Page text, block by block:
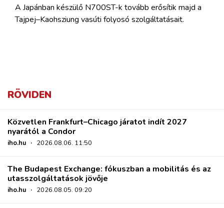
A Japánban készülő N700ST-k tovább erősítik majd a
Tajpej–Kaohsziung vasúti folyosó szolgáltatásait.
RÖVIDEN
Közvetlen Frankfurt–Chicago járatot indít 2027
nyarától a Condor
iho.hu · 2026.08.06. 11:50
The Budapest Exchange: fókuszban a mobilitás és az
utasszolgáltatások jövője
iho.hu · 2026.08.05. 09:20